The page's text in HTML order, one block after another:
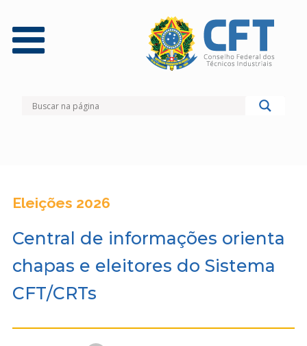
Eleições 2026
Central de informações orienta
chapas e eleitores do Sistema
CFT/CRTs